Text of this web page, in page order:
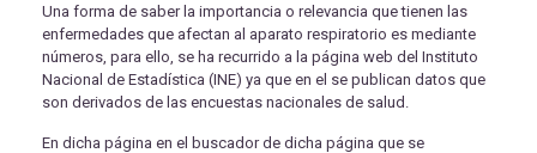
Una forma de saber la importancia o relevancia que tienen las
enfermedades que afectan al aparato respiratorio es mediante
números, para ello, se ha recurrido a la página web del Instituto
Nacional de Estadística (INE) ya que en el se publican datos que
son derivados de las encuestas nacionales de salud.
En dicha página en el buscador de dicha página que se